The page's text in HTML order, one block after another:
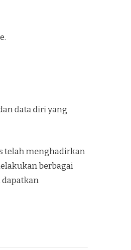
data diri yang
telah menghadirkan
berbagai
dapatkan